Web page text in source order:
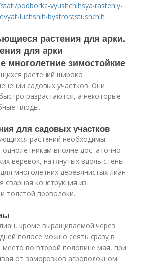
podborka-vyushchihsya-rasteniy-
luchshih-bystrorastushchih
растения для арки.
для арки
многолетние зимостойкие
растений широко
садовых участков. Они
разрастаются, а некоторые
плоды.
для садовых участков
растений необходимы
вполне достаточно
верёвок, натянутых вдоль стены
многолетних деревянистых лиан
сварная конструкция из
толстой проволоки.
кроме выращиваемой через
полосе можно сеять сразу в
место во второй половине мая, при
от заморозков агроволокном